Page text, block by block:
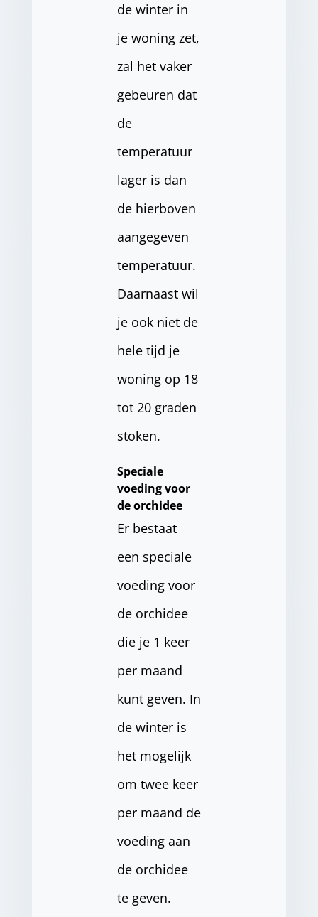
de winter in
je woning zet,
zal het vaker
gebeuren dat
de
temperatuur
lager is dan
de hierboven
aangegeven
temperatuur.
Daarnaast wil
je ook niet de
hele tijd je
woning op 18
tot 20 graden
stoken.
Speciale
voeding voor
de orchidee
Er bestaat
een speciale
voeding voor
de orchidee
die je 1 keer
per maand
kunt geven. In
de winter is
het mogelijk
om twee keer
per maand de
voeding aan
de orchidee
te geven.